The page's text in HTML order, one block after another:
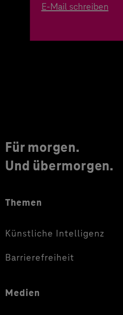
E-Mail schreiben
Für morgen.
Und übermorgen.
Themen
Künstliche Intelligenz
Barrierefreiheit
Medien